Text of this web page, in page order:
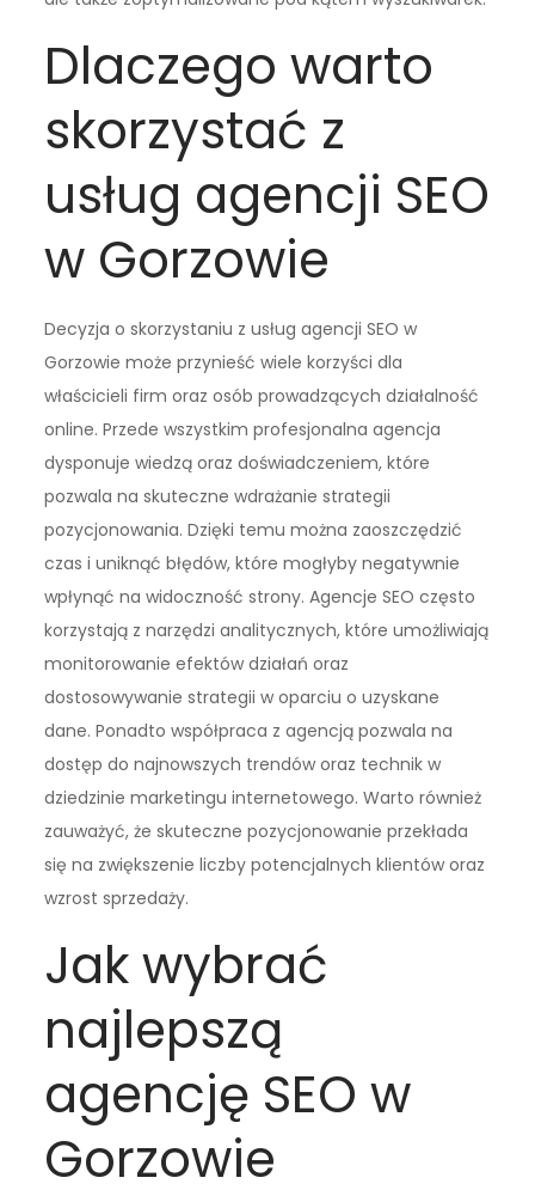
Dlaczego warto
skorzystać z
usług agencji SEO
w Gorzowie
Decyzja o skorzystaniu z usług agencji SEO w
Gorzowie może przynieść wiele korzyści dla
właścicieli firm oraz osób prowadzących działalność
online. Przede wszystkim profesjonalna agencja
dysponuje wiedzą oraz doświadczeniem, które
pozwala na skuteczne wdrażanie strategii
pozycjonowania. Dzięki temu można zaoszczędzić
czas i uniknąć błędów, które mogłyby negatywnie
wpłynąć na widoczność strony. Agencje SEO często
korzystają z narzędzi analitycznych, które umożliwiają
monitorowanie efektów działań oraz
dostosowywanie strategii w oparciu o uzyskane
dane. Ponadto współpraca z agencją pozwala na
dostęp do najnowszych trendów oraz technik w
dziedzinie marketingu internetowego. Warto również
zauważyć, że skuteczne pozycjonowanie przekłada
się na zwiększenie liczby potencjalnych klientów oraz
wzrost sprzedaży.
Jak wybrać
najlepszą
agencję SEO w
Gorzowie